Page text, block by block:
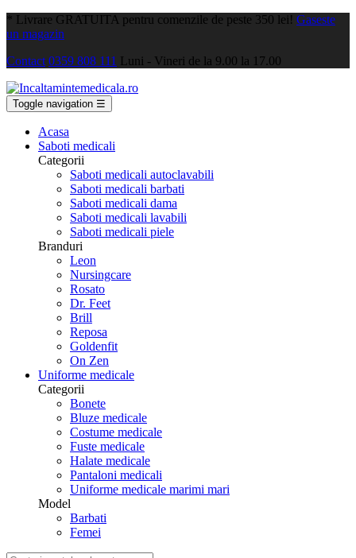
* Livrare GRATUITA pentru comenzile de peste 350 lei! Gaseste
un magazin
Contact 0359 808 111 Luni - Vineri de la 9.00 la 17.00
Toggle navigation ☰
Acasa
Saboti medicali
Categorii
Saboti medicali autoclavabili
Saboti medicali barbati
Saboti medicali dama
Saboti medicali lavabili
Saboti medicali piele
Branduri
Leon
Nursingcare
Rosato
Dr. Feet
Brill
Reposa
Goldenfit
On Zen
Uniforme medicale
Categorii
Bonete
Bluze medicale
Costume medicale
Fuste medicale
Halate medicale
Pantaloni medicali
Uniforme medicale marimi mari
Model
Barbati
Femei